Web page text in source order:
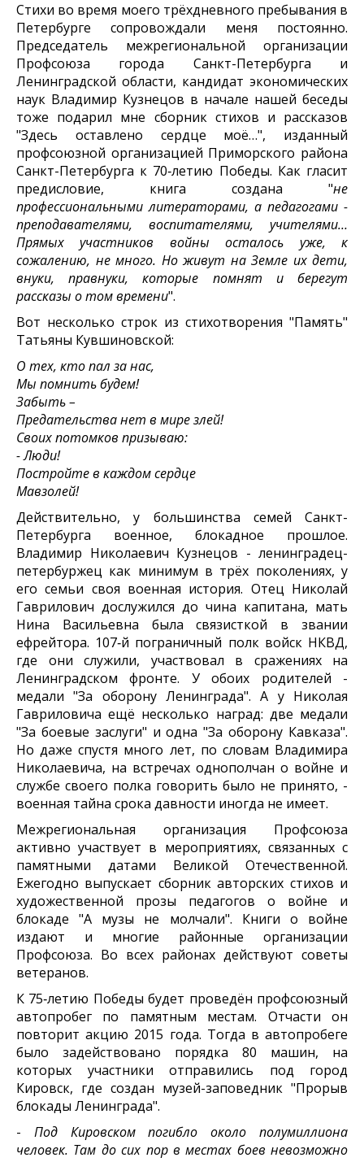
Стихи во время моего трёхдневного пребывания в
Петербурге сопровождали меня постоянно.
Председатель межрегиональной организации
Профсоюза города Санкт-Петербурга и
Ленинградской области, кандидат экономических
наук Владимир Кузнецов в начале нашей беседы
тоже подарил мне сборник стихов и рассказов
"Здесь оставлено сердце моё…", изданный
профсоюзной организацией Приморского района
Санкт-Петербурга к 70‑летию Победы. Как гласит
предисловие, книга создана "не
профессиональными литераторами, а педагогами -
преподавателями, воспитателями, учителями…
Прямых участников войны осталось уже, к
сожалению, не много. Но живут на Земле их дети,
внуки, правнуки, которые помнят и берегут
рассказы о том времени".
Вот несколько строк из стихотворения "Память"
Татьяны Кувшиновской:
О тех, кто пал за нас,
Мы помнить будем!
Забыть –
Предательства нет в мире злей!
Своих потомков призываю:
- Люди!
Постройте в каждом сердце
Мавзолей!
Действительно, у большинства семей Санкт-
Петербурга военное, блокадное прошлое.
Владимир Николаевич Кузнецов - ленинградец-
петербуржец как минимум в трёх поколениях, у
его семьи своя военная история. Отец Николай
Гаврилович дослужился до чина капитана, мать
Нина Васильевна была связисткой в звании
ефрейтора. 107‑й пограничный полк войск НКВД,
где они служили, участвовал в сражениях на
Ленинградском фронте. У обоих родителей -
медали "За оборону Ленинграда". А у Николая
Гавриловича ещё несколько наград: две медали
"За боевые заслуги" и одна "За оборону Кавказа".
Но даже спустя много лет, по словам Владимира
Николаевича, на встречах однополчан о войне и
службе своего полка говорить было не принято, -
военная тайна срока давности иногда не имеет.
Межрегиональная организация Профсоюза
активно участвует в мероприятиях, связанных с
памятными датами Великой Отечественной.
Ежегодно выпускает сборник авторских стихов и
художественной прозы педагогов о войне и
блокаде "А музы не молчали". Книги о войне
издают и многие районные организации
Профсоюза. Во всех районах действуют советы
ветеранов.
К 75‑летию Победы будет проведён профсоюзный
автопробег по памятным местам. Отчасти он
повторит акцию 2015 года. Тогда в автопробеге
было задействовано порядка 80 машин, на
которых участники отправились под город
Кировск, где создан музей-заповедник "Прорыв
блокады Ленинграда".
- Под Кировском погибло около полумиллиона
человек. Там до сих пор в местах боев невозможно